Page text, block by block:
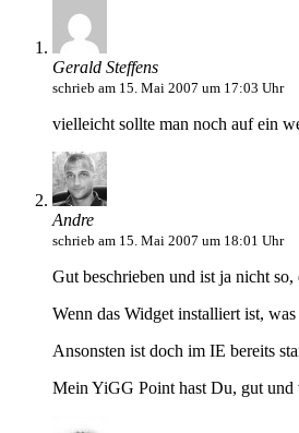
Gerald Steffens
schrieb am 15. Mai 2007 um 17:03 Uhr
vielleicht sollte man noch auf ein
Andre
schrieb am 15. Mai 2007 um 18:01 Uhr
Gut beschrieben und ist ja nicht
Wenn das Widget installiert ist,
Ansonsten ist doch im IE bereits
Mein YiGG Point hast Du, gut und